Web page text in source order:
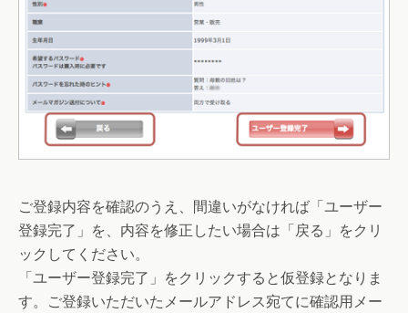
ご登録内容を確認のうえ、間違いがなければ「ユーザー
登録完了」を、内容を修正したい場合は「戻る」をクリ
ックしてください。
「ユーザー登録完了」をクリックすると仮登録となりま
す。ご登録いただいたメールアドレス宛てに確認用メー